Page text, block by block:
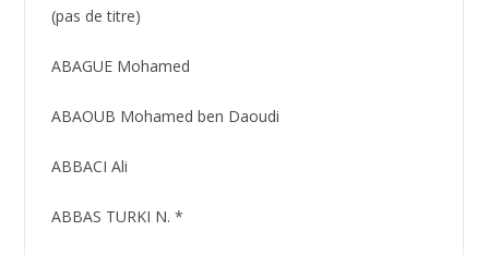
(pas de titre)Post
3416
ABAGUE Mohamed
ABAOUB Mohamed ben Daoudi
ABBACI Ali
ABBAS TURKI N. *